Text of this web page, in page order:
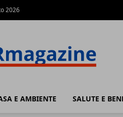
2026
E AMBIENTE SALUTE E